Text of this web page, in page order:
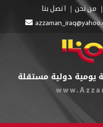
اتصل بنا
مستقلة